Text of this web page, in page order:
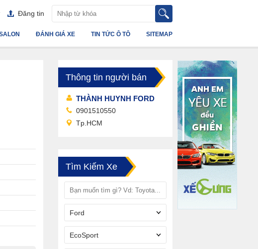
Đăng tin
SITEMAP
TIN TỨC Ô TÔ
ĐÁNH GIÁ XE
Thông tin người bán
THÀNH HUYNH FORD
0901510550
Tp.HCM
Tìm Kiếm Xe
Ford
EcoSport